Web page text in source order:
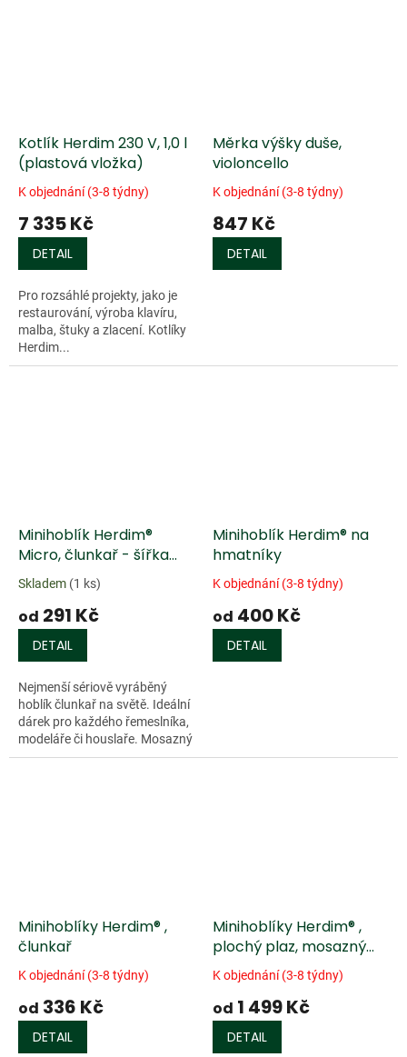
Kotlík Herdim 230 V, 1,0 l
(plastová vložka)
K objednání (3-8 týdny)
7 335 Kč
DETAIL
Pro rozsáhlé projekty, jako je
restaurování, výroba klavíru,
malba, štuky a zlacení. Kotlíky
Herdim...
Měrka výšky duše,
violoncello
K objednání (3-8 týdny)
847 Kč
DETAIL
Minihoblík Herdim®
Micro, člunkař - šířka
želízka 4 mm
Skladem (1 ks)
od 291 Kč
DETAIL
Nejmenší sériově vyráběný
hoblík člunkař na světě. Ideální
dárek pro každého řemeslníka,
modeláře či houslaře. Mosazný
korpus, zaoblený plaz,
Minihoblík Herdim® na
hmatníky
K objednání (3-8 týdny)
od 400 Kč
DETAIL
Minihoblíky Herdim® ,
člunkař
K objednání (3-8 týdny)
od 336 Kč
DETAIL
Minihoblíky Herdim® ,
plochý plaz, mosazný
klínek
K objednání (3-8 týdny)
od 1 499 Kč
DETAIL